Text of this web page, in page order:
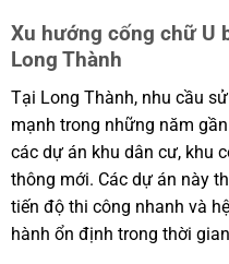
Xu hướng cống chữ U
Long Thành
Tại Long Thành, nhu cầu
mạnh trong những năm
các dự án khu dân cư, khu
thông mới. Các dự án này
tiến độ thi công nhanh và
hành ổn định trong thời